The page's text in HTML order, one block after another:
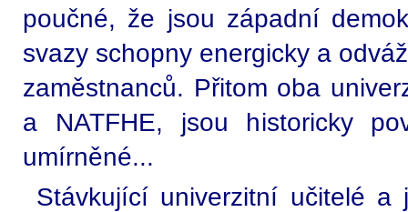
poučné, že jsou západní
svazy schopny energicky a
zaměstnanců. Přitom oba
a NATFHE, jsou historicky
umírněné...
Stávkující univerzitní učitelé a